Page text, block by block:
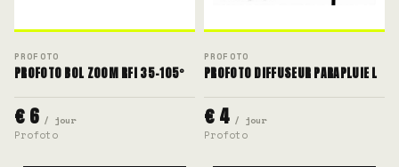
PROFOTO
PROFOTO BOL ZOOM RFI 35-105°
€ 6 / jour
Profoto
PROFOTO
PROFOTO DIFFUSEUR PARAPLUIE L
€ 4 / jour
Profoto